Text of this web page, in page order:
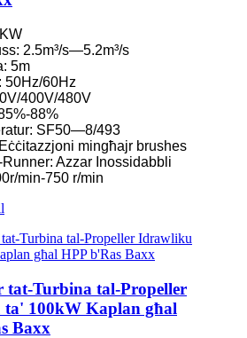
2.5m³/s—5.2m³/s
5m
50Hz/60Hz
400V/480V
88%
SF50—8/493
mingħajr brushes
Runner: Azzar Inossidabbli
min-750 r/min
tat-Turbina tal-Propeller
100kW Kaplan għal
Baxx